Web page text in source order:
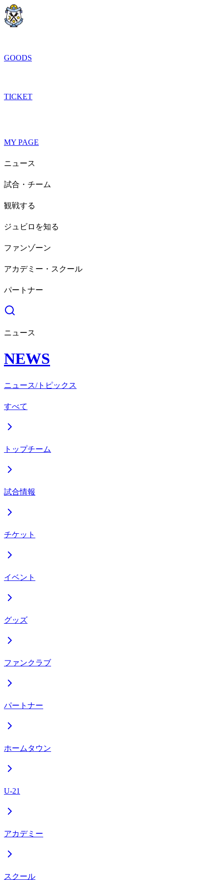
GOODS
TICKET
MY PAGE
ニュース
試合・チーム
観戦する
ジュビロを知る
ファンゾーン
アカデミー・スクール
パートナー
ニュース
NEWS
ニュース/トピックス
すべて
トップチーム
試合情報
チケット
イベント
グッズ
ファンクラブ
パートナー
ホームタウン
U-21
アカデミー
スクール